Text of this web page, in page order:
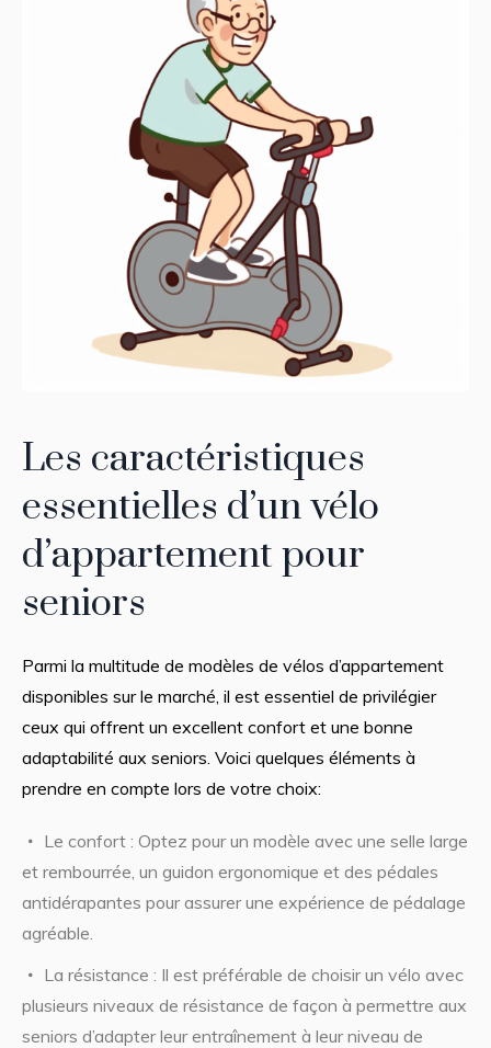
Les caractéristiques
essentielles d’un vélo
d’appartement pour
seniors
Parmi la multitude de modèles de vélos d’appartement
disponibles sur le marché, il est essentiel de privilégier
ceux qui offrent un excellent confort et une bonne
adaptabilité aux seniors. Voici quelques éléments à
prendre en compte lors de votre choix:
Le confort : Optez pour un modèle avec une selle large
et rembourrée, un guidon ergonomique et des pédales
antidérapantes pour assurer une expérience de pédalage
agréable.
La résistance : Il est préférable de choisir un vélo avec
plusieurs niveaux de résistance de façon à permettre aux
seniors d’adapter leur entraînement à leur niveau de